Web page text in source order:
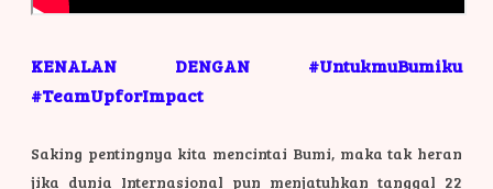
KENALAN DENGAN #UntukmuBumiku
#TeamUpforImpact
Saking pentingnya kita mencintai Bumi, maka tak heran
jika dunia Internasional pun menjatuhkan tanggal 22